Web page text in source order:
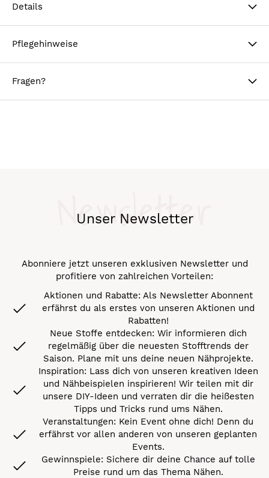
Details
Pflegehinweise
Fragen?
Unser Newsletter
Newsletter
Abonniere jetzt unseren exklusiven Newsletter und
profitiere von zahlreichen Vorteilen:
Aktionen und Rabatte: Als Newsletter Abonnent
erfährst du als erstes von unseren Aktionen und
Rabatten!
Neue Stoffe entdecken: Wir informieren dich
regelmäßig über die neuesten Stofftrends der
Saison. Plane mit uns deine neuen Nähprojekte.
Inspiration: Lass dich von unseren kreativen Ideen
und Nähbeispielen inspirieren! Wir teilen mit dir
unsere DIY-Ideen und verraten dir die heißesten
Tipps und Tricks rund ums Nähen.
Veranstaltungen: Kein Event ohne dich! Denn du
erfährst vor allen anderen von unseren geplanten
Events.
Gewinnspiele: Sichere dir deine Chance auf tolle
Preise rund um das Thema Nähen.